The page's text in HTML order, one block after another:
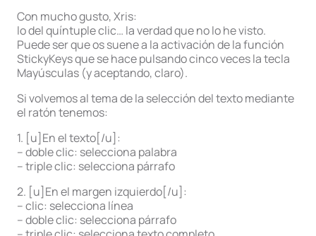
Con mucho gusto, Xris:
lo del quíntuple clic… la verdad que no lo he visto.
Puede ser que os suene a la activación de la función
StickyKeys que se hace pulsando cinco veces la tecla
Mayúsculas (y aceptando, claro).
Si volvemos al tema de la selección del texto mediante
el ratón tenemos:
1. [u]En el texto[/u]:
– doble clic: selecciona palabra
– triple clic: selecciona párrafo
2. [u]En el margen izquierdo[/u]:
– clic: selecciona línea
– doble clic: selecciona párrafo